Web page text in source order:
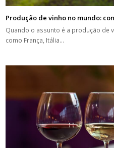
Produção de vinho no mundo:
Quando o assunto é a produção de
como França, Itália…